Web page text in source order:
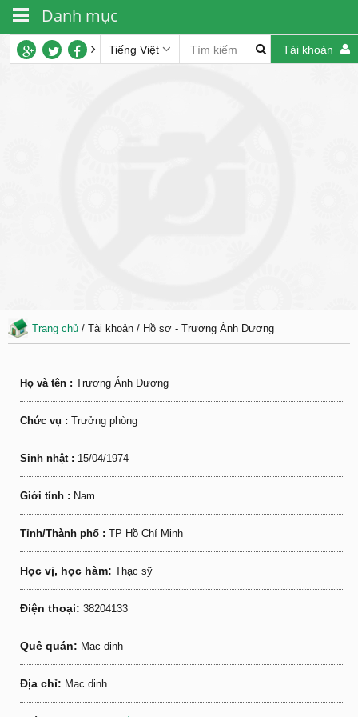
Tài khoản
Tiếng Việt
Trang chủ / Tài khoản / Hồ sơ - Trương Ánh Dương
Họ và tên : Trương Ánh Dương
Chức vụ : Trưởng phòng
Sinh nhật : 15/04/1974
Giới tính : Nam
Tỉnh/Thành phố : TP Hồ Chí Minh
Học vị, học hàm: Thạc sỹ
Điện thoại: 38204133
Quê quán: Mac dinh
Địa chỉ: Mac dinh
Danh mục